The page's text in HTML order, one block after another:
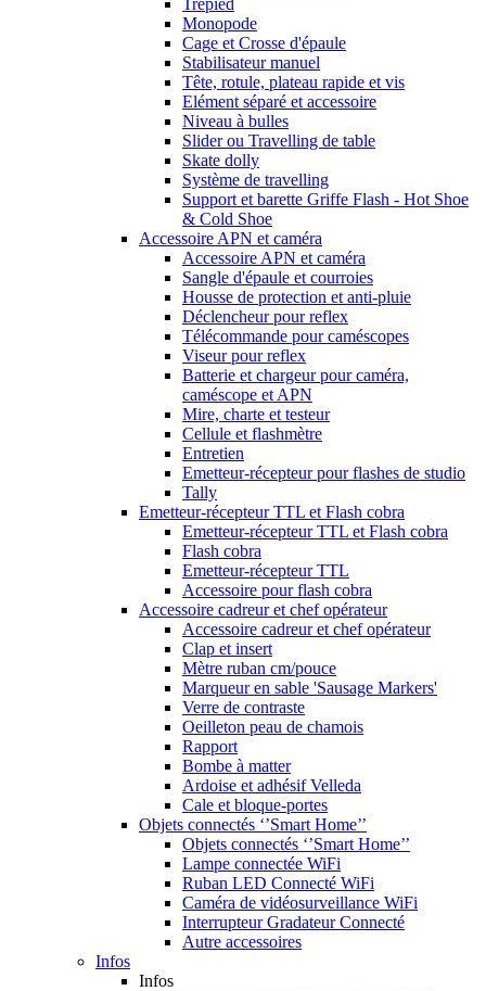
Trépied
Monopode
Cage et Crosse d'épaule
Stabilisateur manuel
Tête, rotule, plateau rapide et vis
Elément séparé et accessoire
Niveau à bulles
Slider ou Travelling de table
Skate dolly
Système de travelling
Support et barette Griffe Flash - Hot Shoe
& Cold Shoe
Accessoire APN et caméra
Accessoire APN et caméra
Sangle d'épaule et courroies
Housse de protection et anti-pluie
Déclencheur pour reflex
Télécommande pour caméscopes
Viseur pour reflex
Batterie et chargeur pour caméra,
caméscope et APN
Mire, charte et testeur
Cellule et flashmètre
Entretien
Emetteur-récepteur pour flashes de studio
Tally
Emetteur-récepteur TTL et Flash cobra
Emetteur-récepteur TTL et Flash cobra
Flash cobra
Emetteur-récepteur TTL
Accessoire pour flash cobra
Accessoire cadreur et chef opérateur
Accessoire cadreur et chef opérateur
Clap et insert
Mètre ruban cm/pouce
Marqueur en sable 'Sausage Markers'
Verre de contraste
Oeilleton peau de chamois
Rapport
Bombe à matter
Ardoise et adhésif Velleda
Cale et bloque-portes
Objets connectés ‘’Smart Home’’
Objets connectés ‘’Smart Home’’
Lampe connectée WiFi
Ruban LED Connecté WiFi
Caméra de vidéosurveillance WiFi
Interrupteur Gradateur Connecté
Autre accessoires
Infos
Infos